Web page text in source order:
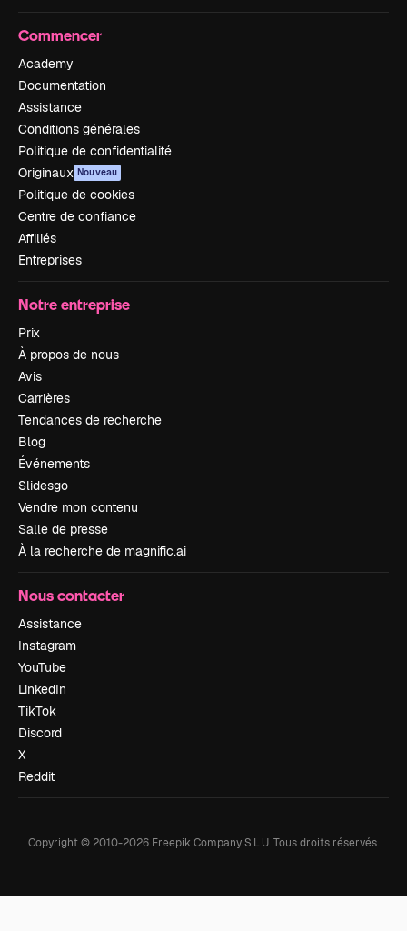
Commencer
Academy
Documentation
Assistance
Conditions générales
Politique de confidentialité
Originaux Nouveau
Politique de cookies
Centre de confiance
Affiliés
Entreprises
Notre entreprise
Prix
À propos de nous
Avis
Carrières
Tendances de recherche
Blog
Événements
Slidesgo
Vendre mon contenu
Salle de presse
À la recherche de magnific.ai
Nous contacter
Assistance
Instagram
YouTube
LinkedIn
TikTok
Discord
X
Reddit
Copyright © 2010-2026 Freepik Company S.L.U.Tous droits réservés.